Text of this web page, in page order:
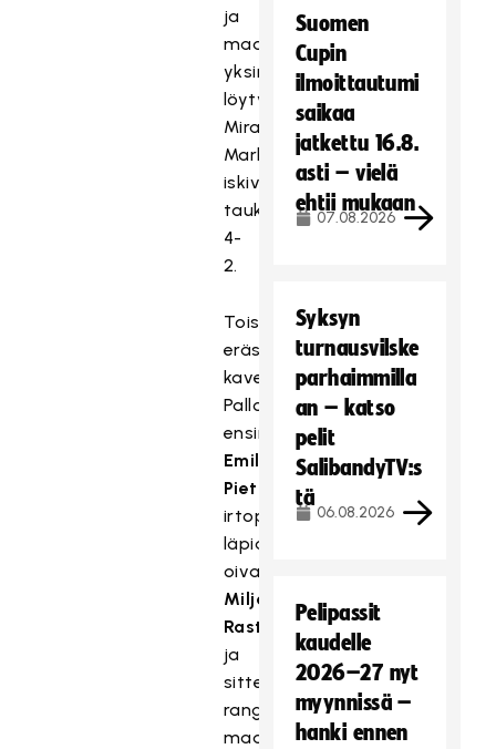
ja
maalilta
yksin
löytynyt
Mira
Markström
iskivät
taukotilanteeksi
4-
2.
Toisessa
erässä
kavensi
Palloseuralle
ensin
Emilia
Pietilän
irtopallosta
läpiajoon
oivaltama
Milja
Rastas
ja
sitten
rangaistuslaukauksesta
maalivahti
Suomen
Cupin
ilmoittautumi
saikaa
jatkettu 16.8.
asti – vielä
ehtii mukaan
07.08.2026
Syksyn
turnausvilske
parhaimmilla
an – katso
pelit
SalibandyTV:s
tä
06.08.2026
Pelipassit
kaudelle
2026–27 nyt
myynnissä –
hanki ennen